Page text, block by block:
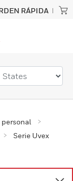
RÁPIDA
Serie Uvex